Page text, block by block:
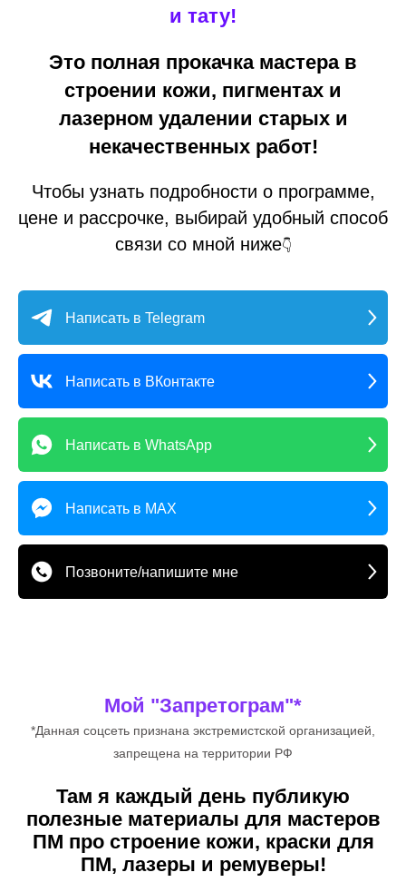
и тату!
Это полная прокачка мастера в
строении кожи, пигментах и
лазерном удалении старых и
некачественных работ!
Чтобы узнать подробности о программе,
цене и рассрочке, выбирай удобный способ
связи со мной ниже👇
Написать в Telegram
Написать в ВКонтакте
Написать в WhatsApp
Написать в MAX
Позвоните/напишите мне
Мой "Запретограм"*
*Данная соцсеть признана экстремистской организацией,
запрещена на территории РФ
Там я каждый день публикую
полезные материалы для мастеров
ПМ про строение кожи, краски для
ПМ, лазеры и ремуверы!